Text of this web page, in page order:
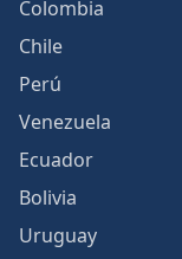
Colombia
Chile
Perú
Venezuela
Ecuador
Bolivia
Uruguay